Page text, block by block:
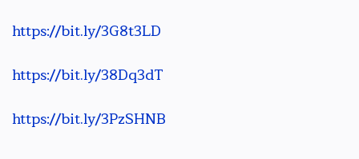
https://bit.ly/3G8t3LD
https://bit.ly/38Dq3dT
https://bit.ly/3PzSHNB